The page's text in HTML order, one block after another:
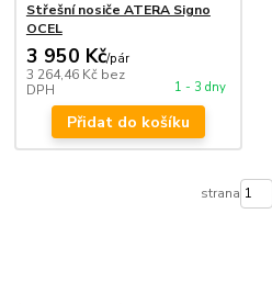
Střešní nosiče ATERA Signo
OCEL
3 950 Kč/pár
3 264,46 Kč bez
DPH
1 - 3 dny
Přidat do košíku
strana